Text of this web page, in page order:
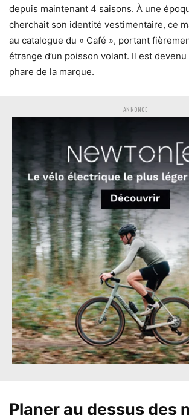
depuis maintenant 4 saisons. À une
cherchait son identité vestimentaire, ce
au catalogue du « Café », portant
étrange d’un poisson volant. Il est
phare de la marque.
ANNONCE
Planer au dessus des